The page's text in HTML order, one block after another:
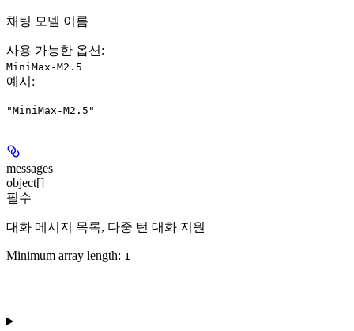
채팅 모델 이름
사용 가능한 옵션:
MiniMax-M2.5
예시 :
"MiniMax-M2.5"
messages
object[]
필수
대화 메시지 목록, 다중 턴 대화 지원
Minimum array length: 1